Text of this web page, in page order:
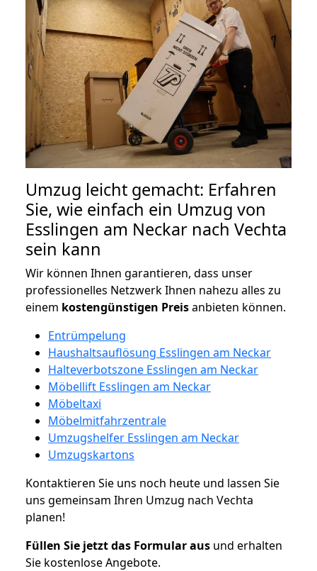
Umzug leicht gemacht: Erfahren
Sie, wie einfach ein Umzug von
Esslingen am Neckar nach Vechta
sein kann
Wir können Ihnen garantieren, dass unser
professionelles Netzwerk Ihnen nahezu alles zu
einem kostengünstigen Preisanbieten können.
Entrümpelung
Haushaltsauflösung Esslingen am Neckar
Halteverbotszone Esslingen am Neckar
Möbellift Esslingen am Neckar
Möbeltaxi
Möbelmitfahrzentrale
Umzugshelfer Esslingen am Neckar
Umzugskartons
Kontaktieren Sie uns noch heute und lassen Sie
uns gemeinsam Ihren Umzug nach Vechta
planen!
Füllen Sie jetzt das Formular aus und erhalten
Sie kostenlose Angebote.